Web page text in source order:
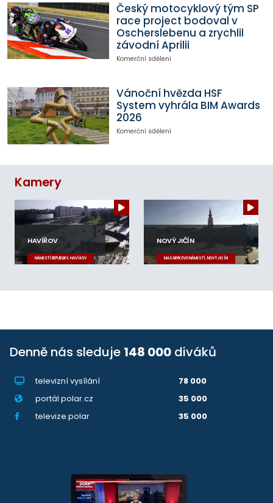
Český motocyklový tým SP
race project bodoval v
Oscherslebenu a zrychlil
závodní Aprilii
Komerční sdělení
Vánoční hvězda HSF
System vyhrála BIM Awards
2026
Komerční sdělení
Kamery
HAVÍŘOV
NÁMĚSTÍ REPUBLIKY, HAVÍŘOV
NOVÝ JIČÍN
MASARYKOVO NÁMĚSTÍ, NOVÝ JIČÍN
Denně nás sleduje 148 000 diváků
televizní vysílání
78 000
portál polar.cz
35 000
televize.polar
35 000